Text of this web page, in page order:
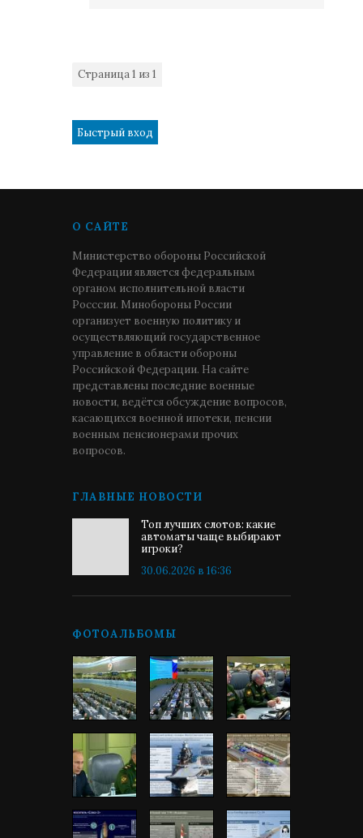
Страница1 из 1
О САЙТЕ
Министерство обороны Российской
Федерации является федеральным
органом исполнительной власти
Росссии. Минобороны России
организует военную политику и
осуществляющий государственное
управление в области обороны
Российской Федерации. На сайте
представлены последние военные
новости, ведётся обсуждение вопросов,
касающихся военной ипотеки, пенсии
военным пенсионерами прочих
вопросов.
ГЛАВНЫЕ НОВОСТИ
Топ лучших слотов: какие
автоматы чаще выбирают
игроки?
30.06.2026 в 16:36
ФОТОАЛЬБОМЫ